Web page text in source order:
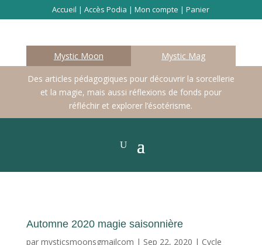
Accueil |Accès Podia |Mon compte |Panier
Mystic Moon Mystic Mag
Des articles pédagogiques pour découvrir la sorcellerie
et la magie, mais aussi réflexions de fonds pour
réfléchir et explorer l’ésotérisme.
Automne 2020 magie saisonnière
par mysticsmoonsgmailcom | Sep 22, 2020 | Cycle